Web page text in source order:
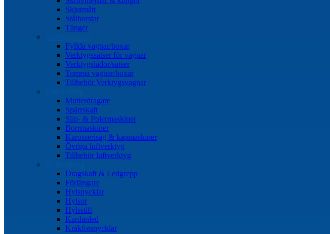
Skjutmått
Stålborstar
Tänger
Fyllda vagnar/boxar
Verktygssatser för vagnar
Verktygslådor/satser
Tomma vagnar/boxar
Tillbehör Verktygsvagnar
Mutterdragare
Spärrskaft
Slip- & Polermaskiner
Borrmaskiner
Karosserisåg & kapmaskiner
Övriga luftverktyg
Tillbehör luftverktyg
Dragskaft & Ledgrepp
Förlängare
Hylsnycklar
Hylsor
Hylsstift
Kardanled
Kråkfotsnycklar